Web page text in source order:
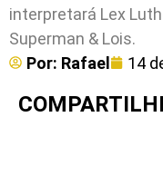
interpretará Lex
Superman & Lois.
Por: Rafael 14